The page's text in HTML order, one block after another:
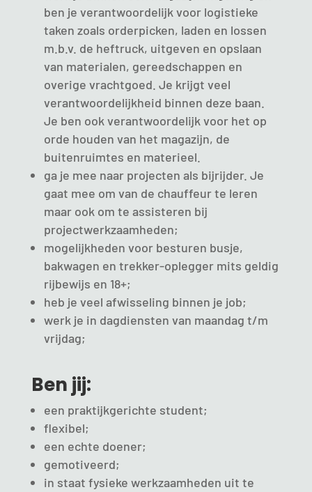
ben je verantwoordelijk voor logistieke
taken zoals orderpicken, laden en lossen
m.b.v. de heftruck, uitgeven en opslaan
van materialen, gereedschappen en
overige vrachtgoed. Je krijgt veel
verantwoordelijkheid binnen deze baan.
Je ben ook verantwoordelijk voor het op
orde houden van het magazijn, de
buitenruimtes en materieel.
ga je mee naar projecten als bijrijder. Je
gaat mee om van de chauffeur te leren
maar ook om te assisteren bij
projectwerkzaamheden;
mogelijkheden voor besturen busje,
bakwagen en trekker-oplegger mits geldig
rijbewijs en 18+;
heb je veel afwisseling binnen je job;
werk je in dagdiensten van maandag t/m
vrijdag;
Ben jij:
een praktijkgerichte student;
flexibel;
een echte doener;
gemotiveerd;
in staat fysieke werkzaamheden uit te